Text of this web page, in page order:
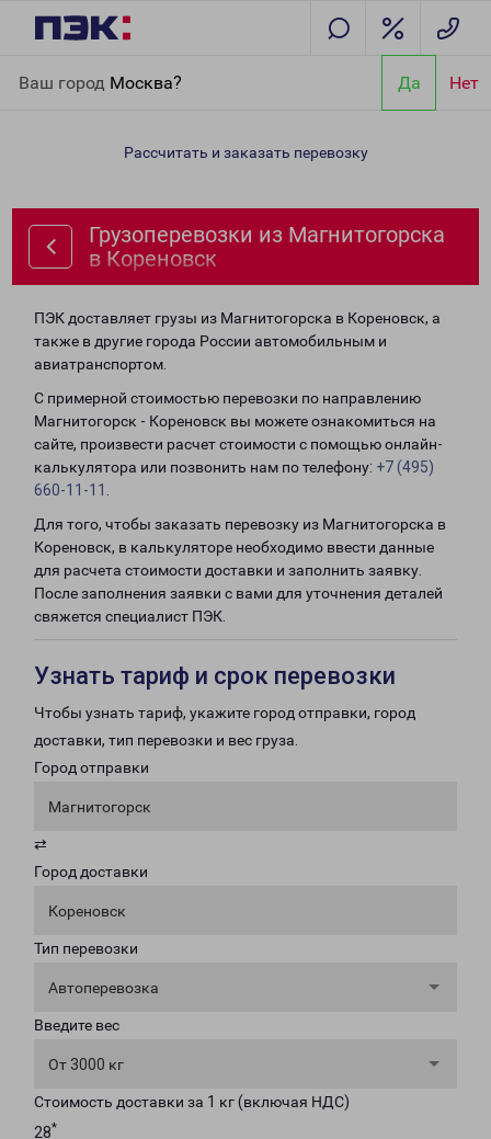
Ваш город Москва? Да Нет
Кореновск
Рассчитать и заказать перевозку
Грузоперевозки из Магнитогорска
в Кореновск
ПЭК доставляет грузы из Магнитогорска в Кореновск, а
также в другие города России автомобильным и
авиатранспортом.
С примерной стоимостью перевозки по направлению
Магнитогорск - Кореновск вы можете ознакомиться на
сайте, произвести расчет стоимости с помощью онлайн-
калькулятора или позвонить нам по телефону: +7 (495)
660-11-11
Для того, чтобы заказать перевозку из Магнитогорска в
Кореновск, в калькуляторе необходимо ввести данные
для расчета стоимости доставки и заполнить заявку.
После заполнения заявки с вами для уточнения деталей
свяжется специалист ПЭК.
Узнать тариф и срок перевозки
Чтобы узнать тариф, укажите город отправки, город
доставки, тип перевозки и вес груза.
Город отправки
Магнитогорск
⇄
Город доставки
Кореновск
Тип перевозки
Автоперевозка
Введите вес
От 3000 кг
Стоимость доставки за 1 кг (включая НДС)
28*